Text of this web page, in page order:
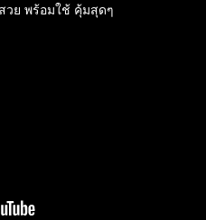
วย พร้อมใช้ คุ้มสุดๆ